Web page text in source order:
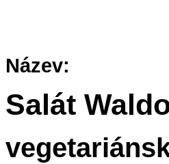
Název:
Salát